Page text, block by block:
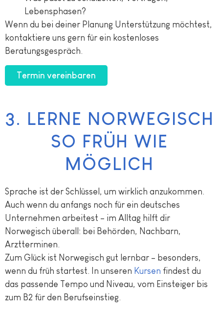
Lebensphasen?
Wenn du bei deiner Planung Unterstützung möchtest,
kontaktiere uns gern für ein kostenloses
Beratungsgespräch.
Termin vereinbaren
3. LERNE NORWEGISCH
SO FRÜH WIE
MÖGLICH
Sprache ist der Schlüssel, um wirklich anzukommen.
Auch wenn du anfangs noch für ein deutsches
Unternehmen arbeitest – im Alltag hilft dir
Norwegisch überall: bei Behörden, Nachbarn,
Arztterminen.
Zum Glück ist Norwegisch gut lernbar – besonders,
wenn du früh startest. In unseren Kursen findest du
das passende Tempo und Niveau, vom Einsteiger bis
zum B2 für den Berufseinstieg.